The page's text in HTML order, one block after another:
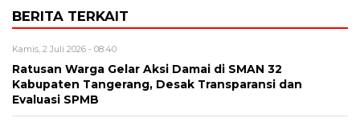
BERITA TERKAIT
Kamis, 2 Juli 2026 - 08:40
Ratusan Warga Gelar Aksi Damai di SMAN 32
Kabupaten Tangerang, Desak Transparansi dan
Evaluasi SPMB